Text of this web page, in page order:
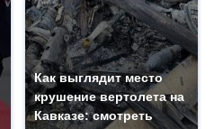
Как выглядит место
крушение вертолета на
Кавказе: смотреть